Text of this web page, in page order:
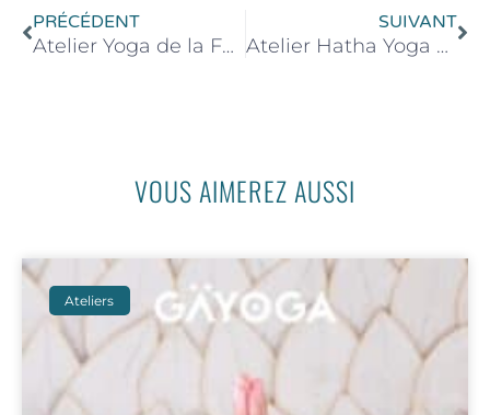
PRÉCÉDENT
Atelier Yoga de la Femme – 05 Juillet 2025 de 14h30 à 16h30
SUIVANT
Atelier Hatha Yoga Sandasana – 13 Septembre 2025 de 16h00 à 18h00
VOUS AIMEREZ AUSSI
Ateliers